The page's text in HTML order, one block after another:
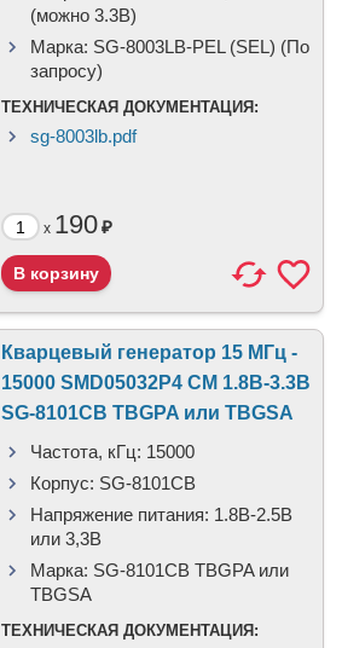
(можно 3.3В)
Марка: SG-8003LB-PEL (SEL) (По
запросу)
ТЕХНИЧЕСКАЯ ДОКУМЕНТАЦИЯ:
sg-8003lb.pdf
x 190₽
Кварцевый генератор 15 МГц -
15000 SMD05032P4 CM 1.8В-3.3В
SG-8101CB TBGPA или TBGSA
Частота, кГц: 15000
Корпус: SG-8101CB
Напряжение питания: 1.8В-2.5B
или 3,3B
Марка: SG-8101CB TBGPA или
TBGSA
ТЕХНИЧЕСКАЯ ДОКУМЕНТАЦИЯ: